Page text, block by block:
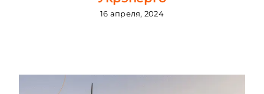
16 апреля, 2024